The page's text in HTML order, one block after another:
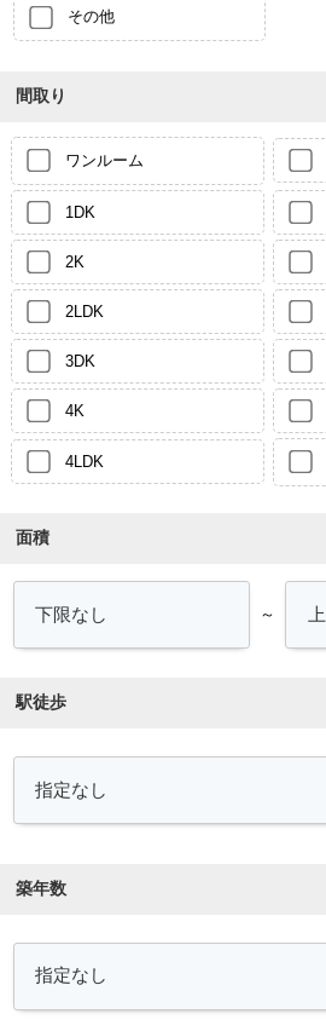
その他
間取り
ワンルーム
1DK
2K
2LDK
3DK
4K
4LDK
面積
～
駅徒歩
築年数